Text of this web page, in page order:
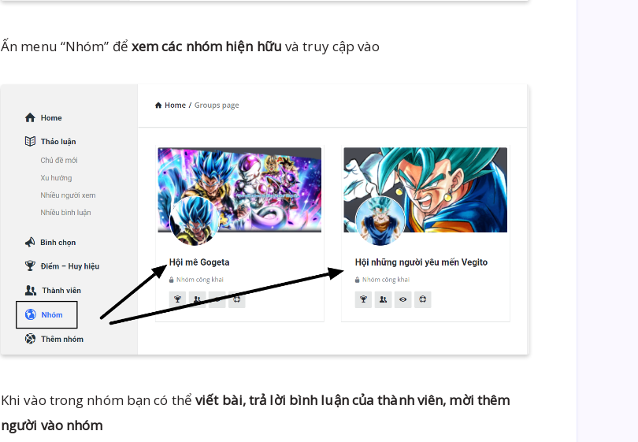
Ấn menu “Nhóm” để xem các nhóm hiện hữu và truy cập vào
Khi vào trong nhóm bạn có thểviết bài, trả lời bình luận của thành viên, mời thêm
người vào nhóm